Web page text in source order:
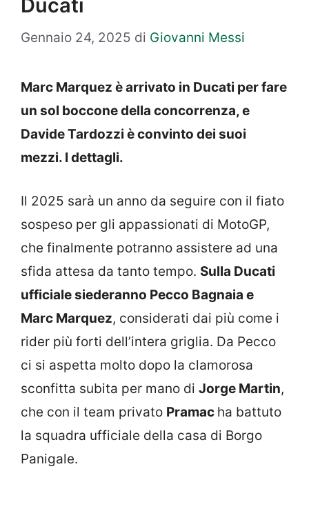
Ducati
Gennaio 24, 2025 di Giovanni Messi
Marc Marquez è arrivato in Ducati per fare
un sol boccone della concorrenza, e
Davide Tardozzi è convinto dei suoi
mezzi. I dettagli.
Il 2025 sarà un anno da seguire con il fiato
sospeso per gli appassionati di MotoGP,
che finalmente potranno assistere ad una
sfida attesa da tanto tempo. Sulla Ducati
ufficiale siederanno Pecco Bagnaia e
Marc Marquez, considerati dai più come i
rider più forti dell’intera griglia. Da Pecco
ci si aspetta molto dopo la clamorosa
sconfitta subita per mano di Jorge Martin,
che con il team privato Pramac ha battuto
la squadra ufficiale della casa di Borgo
Panigale.